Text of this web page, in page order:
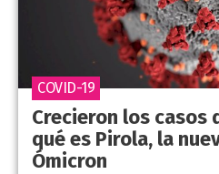
Crecieron los casos
qué es Pirola, la
Ómicron
COVID-19